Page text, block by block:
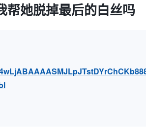
帮她脱掉最后的白丝吗